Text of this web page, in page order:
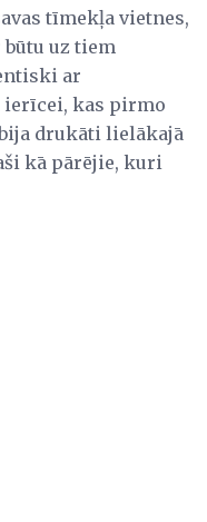
tīmekļa vietnes,
uz tiem
ar
ierīcei, kas pirmo
drukāti lielākajā
kā pārējie, kuri